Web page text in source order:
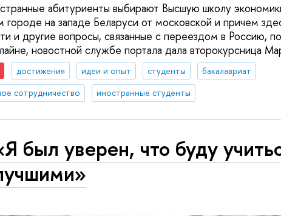
абитуриенты выбирают Высшую школу
на западе Беларуси от московской и причем
и другие вопросы, связанные с переездом в Россию,
новостной службе портала дала второкурсница
достижения идеи и опыт студенты
бакалавриат
сотрудничество
иностранные студенты
был уверен, что буду